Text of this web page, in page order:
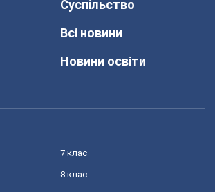
Суспільство
Всі новини
Новини освіти
7 клас
8 клас